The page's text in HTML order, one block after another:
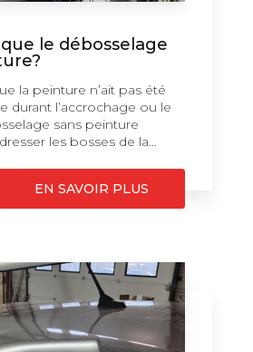
le débosselage
la peinture n’ait pas été
durant l’accrochage ou le
sans peinture
les bosses de la...
EN SAVOIR PLUS